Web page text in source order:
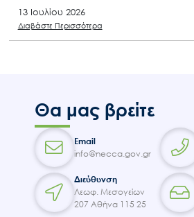
13 Ιουλίου 2026
Διαβάστε Περισσότερα
Θα μας βρείτε
Email
info@necca.gov.gr
Διεύθυνση
Λεωφ. Μεσογείων
207 Αθήνα 115 25